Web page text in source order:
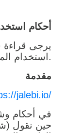
أحكام
يرجى قراءة
استخدام الموقع.
مقدمة
jalebi.io/
في أحكام
حين نقول